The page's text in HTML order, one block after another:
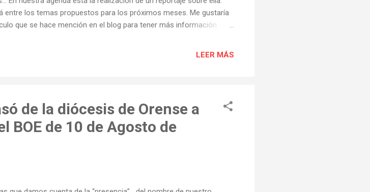
entre los temas propuestos para los próximos meses. Me gustaría
que se hace mención en el blog para tener más información
LEER MÁS
de la diócesis de Orense a
BOE de 10 de Agosto de